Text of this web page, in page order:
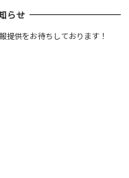
らせ
提供をお待ちしております！